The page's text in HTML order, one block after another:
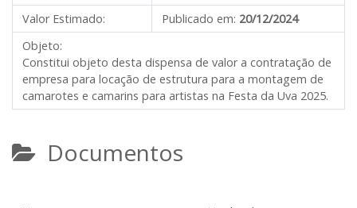
Valor Estimado: Publicado em: 20/12/2024
Objeto:
Constitui objeto desta dispensa de valor a contratação de
empresa para locação de estrutura para a montagem de
camarotes e camarins para artistas na Festa da Uva 2025.
Documentos